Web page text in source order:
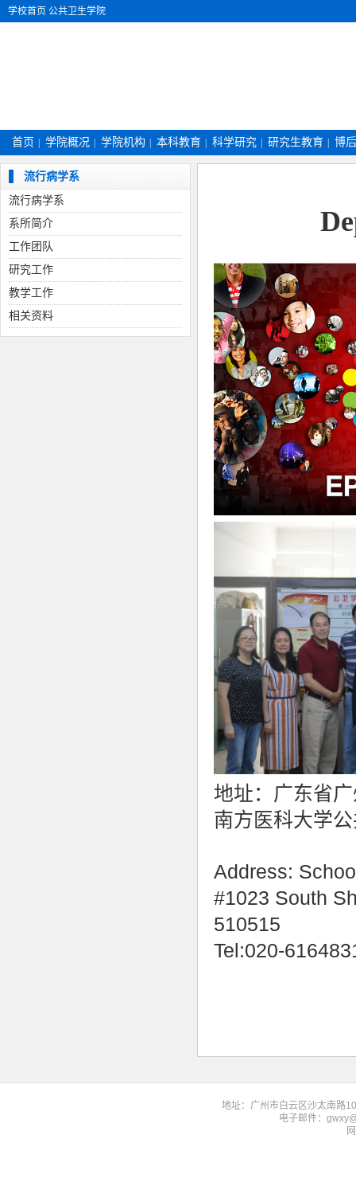
学校首页 公共卫生学院
首页 学院概况 学院机构 本科教育 科学研究 研究生教育 博
地址：广东省
南方医科大学
Address:
#1023 South
510515
Tel:020-
流行病学系
流行病学系
系所简介
工作团队
研究工作
教学工作
相关资料
地址：广州市白云区沙太南路
电子邮件：